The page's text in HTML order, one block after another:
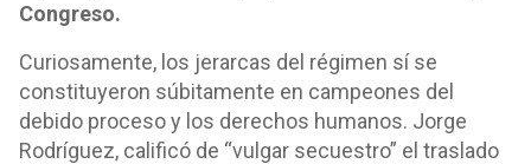
Congreso.
Curiosamente, los jerarcas del régimen sí se
constituyeron súbitamente en campeones del
debido proceso y los derechos humanos. Jorge
Rodríguez, calificó de “vulgar secuestro” el traslado